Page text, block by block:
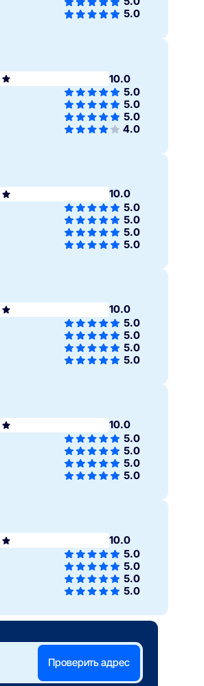
5.0
10.0
5.0
5.0
5.0
4.0
10.0
5.0
5.0
5.0
5.0
10.0
5.0
5.0
5.0
5.0
10.0
5.0
5.0
5.0
5.0
10.0
5.0
5.0
5.0
5.0
Проверить адрес